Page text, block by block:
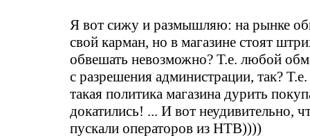
Я вот сижу и размышляю: на рынке
свой карман, но в магазине стоят
обвешать невозможно? Т.е. любой
с разрешения администрации, так?
такая политика магазина дурить
докатились! ... И вот неудивительно,
пускали операторов из НТВ))))